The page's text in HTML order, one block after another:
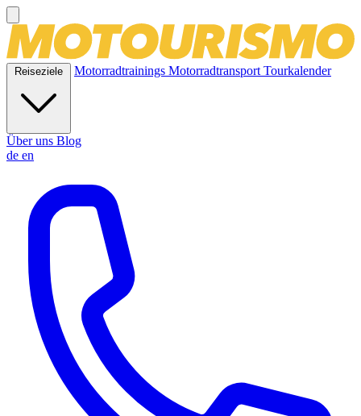
Reiseziele Motorradtrainings MotorradtransportTourkalender
Über uns Blog
de en